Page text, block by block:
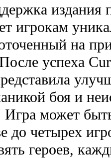
издания
игрокам
на
успеха
боя и
Игра может
до четырех
героев,